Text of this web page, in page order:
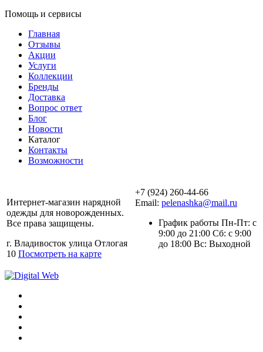
Помощь и сервисы
Главная
Отзывы
Акции
Услуги
Коллекции
Бренды
Доставка
Вопрос ответ
Блог
Новости
Каталог
Контакты
Возможности
Интернет-магазин нарядной
одежды для новорожденных.
Все права защищены.
г. Владивосток улица Отлогая
10 Посмотреть на карте
+7 (924) 260-44-66
Email: pelenashka@mail.ru
График работы Пн-Пт: с
9:00 до 21:00 Сб: с 9:00
до 18:00 Вс: Выходной